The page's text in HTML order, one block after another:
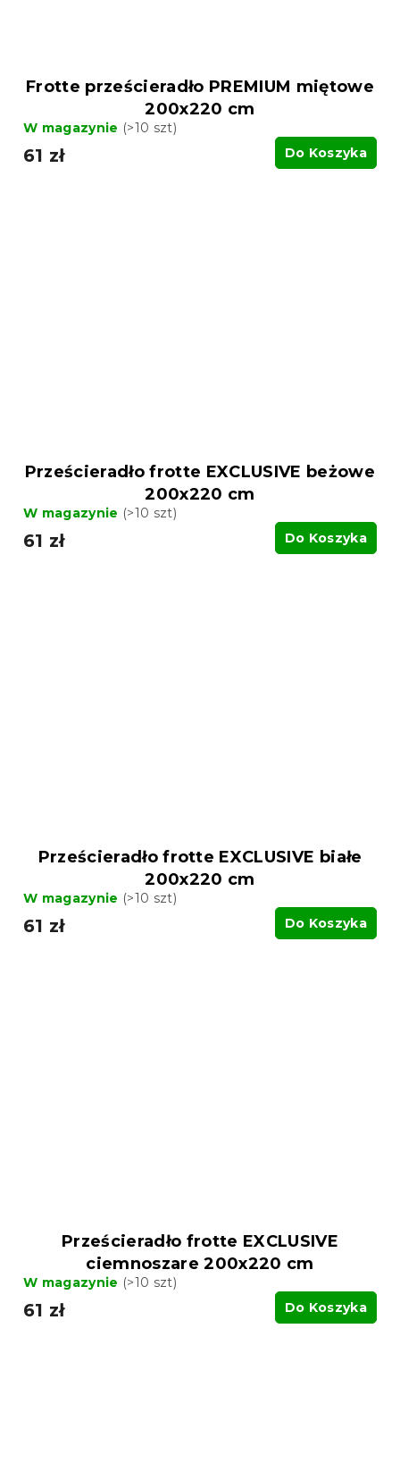
Frotte prześcieradło PREMIUM miętowe
200x220 cm
W magazynie (>10 szt)
61 zł Do Koszyka
Prześcieradło frotte EXCLUSIVE beżowe
200x220 cm
W magazynie (>10 szt)
61 zł Do Koszyka
Prześcieradło frotte EXCLUSIVE białe
200x220 cm
W magazynie (>10 szt)
61 zł Do Koszyka
Prześcieradło frotte EXCLUSIVE
ciemnoszare 200x220 cm
W magazynie (>10 szt)
61 zł Do Koszyka